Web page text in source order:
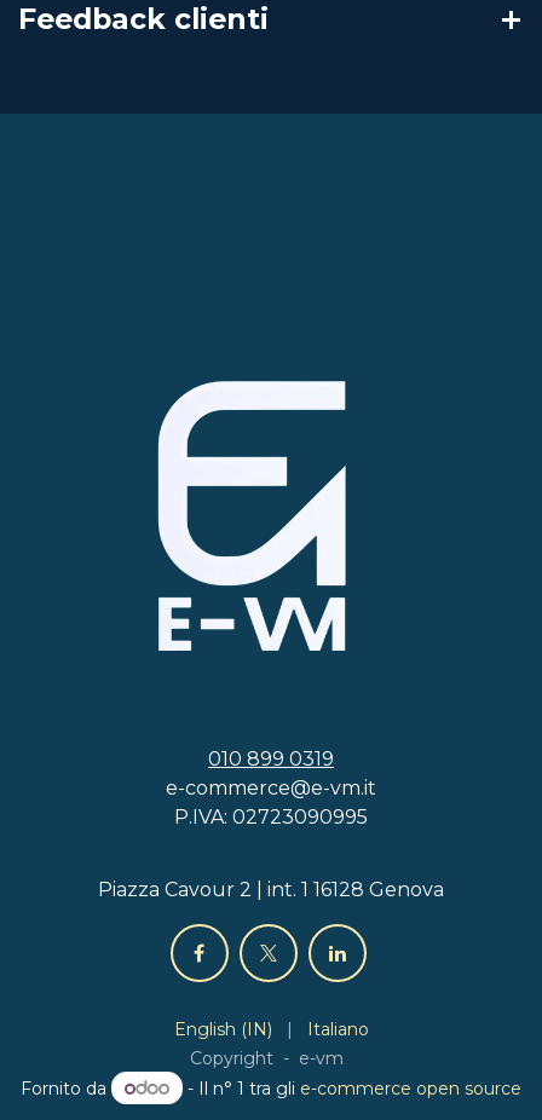
Feedback clienti
010 899 0319
e-commerce@e-vm.it
P.IVA: 02723090995
Piazza Cavour 2 | int. 1 16128 Genova
Copyright - e-vm
English (IN) | Italiano
Fornito da - Il n° 1 tra gli e-commerce open source